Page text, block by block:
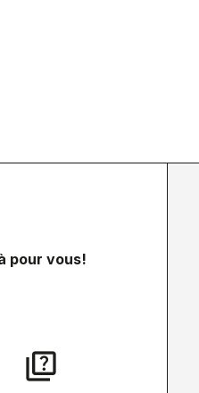
pour vous!
quiz